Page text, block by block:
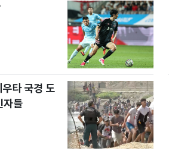
타 국경 도
자들